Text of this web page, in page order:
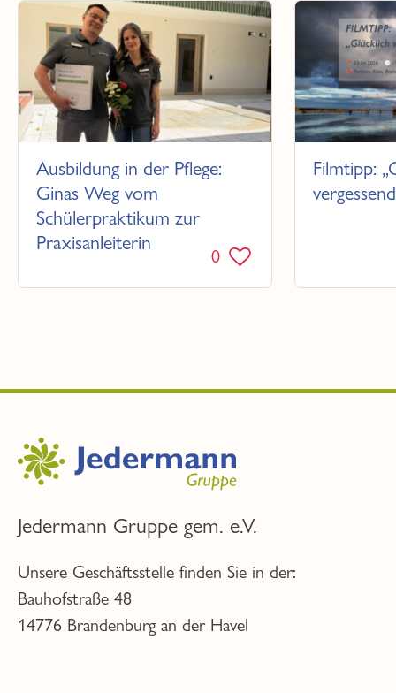
Ausbildung in der Pflege:
Ginas Weg vom
Schülerpraktikum zur
Praxisanleiterin
0
Filmtipp:
Jedermann Gruppe gem. e.V.
Unsere Geschäftsstelle finden Sie in der:
Bauhofstraße 48
14776 Brandenburg an der Havel